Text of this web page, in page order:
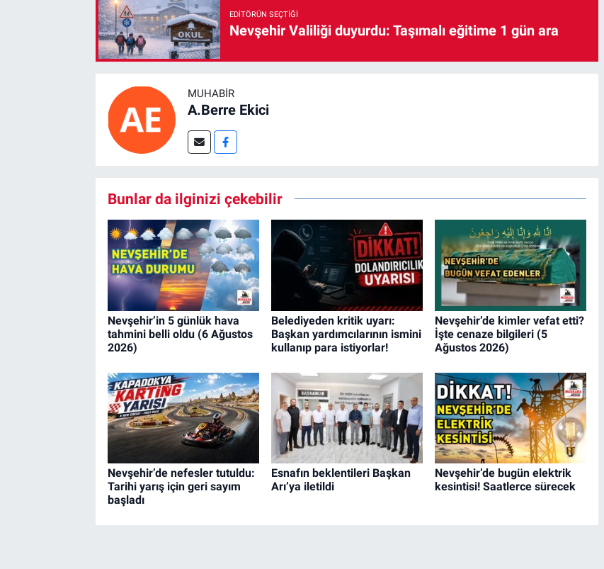
EDITÖRÜN SEÇTIĞI
Nevşehir Valiliği duyurdu: Taşımalı eğitime 1 gün ara
MUHABIR
A.Berre Ekici
Bunlar da ilginizi çekebilir
Nevşehir’in 5 günlük hava
tahmini belli oldu (6 Ağustos
2026)
Belediyeden kritik uyarı:
Başkan yardımcılarının ismini
kullanıp para istiyorlar!
Nevşehir’de kimler vefat etti?
İşte cenaze bilgileri (5
Ağustos 2026)
Nevşehir’de nefesler tutuldu:
Tarihi yarış için geri sayım
başladı
Esnafın beklentileri Başkan
Arı’ya iletildi
Nevşehir’de bugün elektrik
kesintisi! Saatlerce sürecek